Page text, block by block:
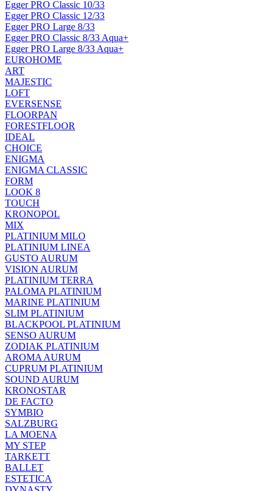
Egger PRO Classic 10/33
Egger PRO Classic 12/33
Egger PRO Large 8/33
Egger PRO Classic 8/33 Aqua+
Egger PRO Large 8/33 Aqua+
EUROHOME
ART
MAJESTIC
LOFT
EVERSENSE
FLOORPAN
FORESTFLOOR
IDEAL
CHOICE
ENIGMA
ENIGMA CLASSIC
FORM
LOOK 8
TOUCH
KRONOPOL
MIX
PLATINIUM MILO
PLATINIUM LINEA
GUSTO AURUM
VISION AURUM
PLATINIUM TERRA
PALOMA PLATINIUM
MARINE PLATINIUM
SLIM PLATINIUM
BLACKPOOL PLATINIUM
SENSO AURUM
ZODIAK PLATINIUM
AROMA AURUM
CUPRUM PLATINIUM
SOUND AURUM
KRONOSTAR
DE FACTO
SYMBIO
SALZBURG
LA MOENA
MY STEP
TARKETT
BALLET
ESTETICA